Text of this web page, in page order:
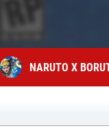
NARUTO X